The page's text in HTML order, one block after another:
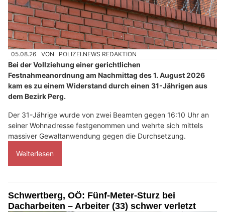
05.08.26 VON POLIZEI.NEWS REDAKTION
Bei der Vollziehung einer gerichtlichen
Festnahmeanordnung am Nachmittag des 1. August 2026
kam es zu einem Widerstand durch einen 31-Jährigen aus
dem Bezirk Perg.
Der 31-Jährige wurde von zwei Beamten gegen 16:10 Uhr an
seiner Wohnadresse festgenommen und wehrte sich mittels
massiver Gewaltanwendung gegen die Durchsetzung.
Weiterlesen
Schwertberg, OÖ: Fünf-Meter-Sturz bei
Dacharbeiten – Arbeiter (33) schwer verletzt